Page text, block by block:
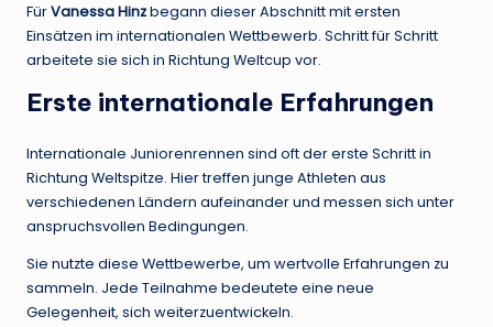
FürVanessa Hinzbegann dieser Abschnitt mit ersten
Einsätzen im internationalen Wettbewerb. Schritt für Schritt
arbeitete sie sich in Richtung Weltcup vor.
Erste internationale Erfahrungen
Internationale Juniorenrennen sind oft der erste Schritt in
Richtung Weltspitze. Hier treffen junge Athleten aus
verschiedenen Ländern aufeinander und messen sich unter
anspruchsvollen Bedingungen.
Sie nutzte diese Wettbewerbe, um wertvolle Erfahrungen zu
sammeln. Jede Teilnahme bedeutete eine neue
Gelegenheit, sich weiterzuentwickeln.